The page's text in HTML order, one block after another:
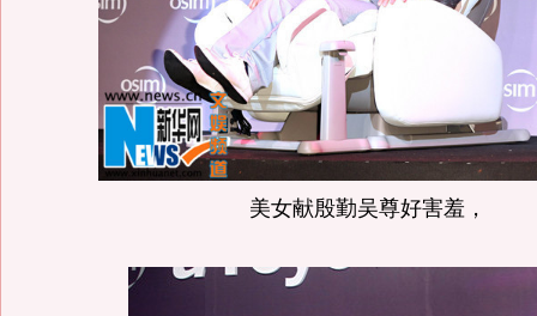
美女献殷勤吴尊好害羞，